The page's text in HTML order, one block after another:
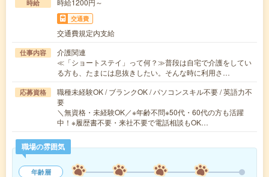
時給 時給1200円～
交通費
交通費規定内支給
仕事内容
介護関連
≪「ショートステイ」って何？≫普段は自宅で介護をしてい
る方も、たまには息抜きしたい。そんな時に利用さ…
応募資格
職種未経験OK / ブランクOK / パソコンスキル不要 / 英語力不
要
＼無資格・未経験OK／※年齢不問※50代・60代の方も活躍
中！※履歴書不要・来社不要で電話相談もOK…
職場の雰囲気
年齢層